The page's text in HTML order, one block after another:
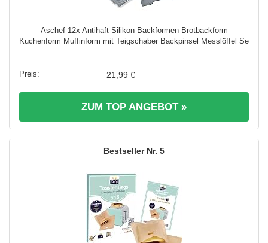
Aschef 12x Antihaft Silikon Backformen Brotbackform
Kuchenform Muffinform mit Teigschaber Backpinsel Messlöffel Se
21,99 €
ZUM TOP ANGEBOT »
5